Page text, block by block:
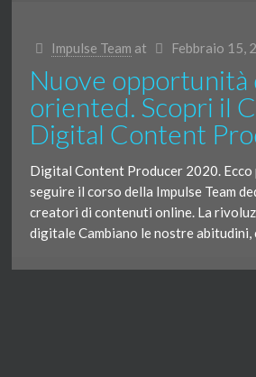
Impulse Team at Febbraio 15,
Nuove opportunità
oriented. Scopri il
Digital Content
Digital Content Producer 2020. Ecco
seguire il corso della Impulse Team
creatori di contenuti online. La
digitale Cambiano le nostre abitudini,